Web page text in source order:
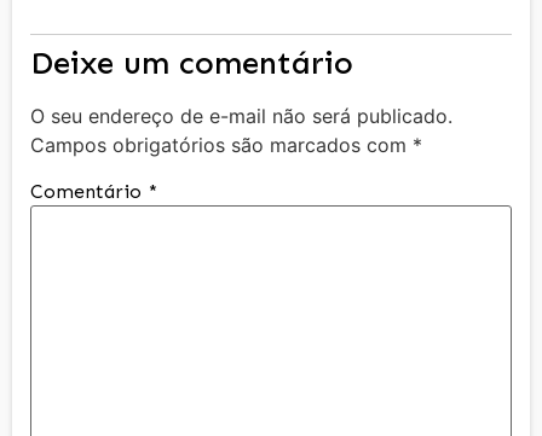
Deixe um comentário
O seu endereço de e-mail não será publicado.
Campos obrigatórios são marcados com *
Comentário *